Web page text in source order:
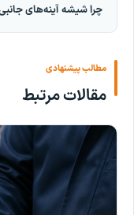
چرا شیشه آینه‌های
مطالب پیشنهادی
مقالات مرتبط